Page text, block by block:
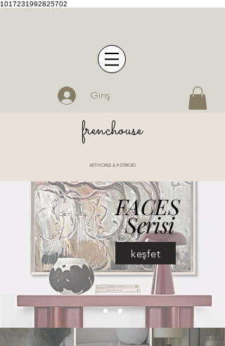
1017231992825702
Giriş
frenchouse
ARTWORKS & INTERIORS
FACES
Serisi
keşfet